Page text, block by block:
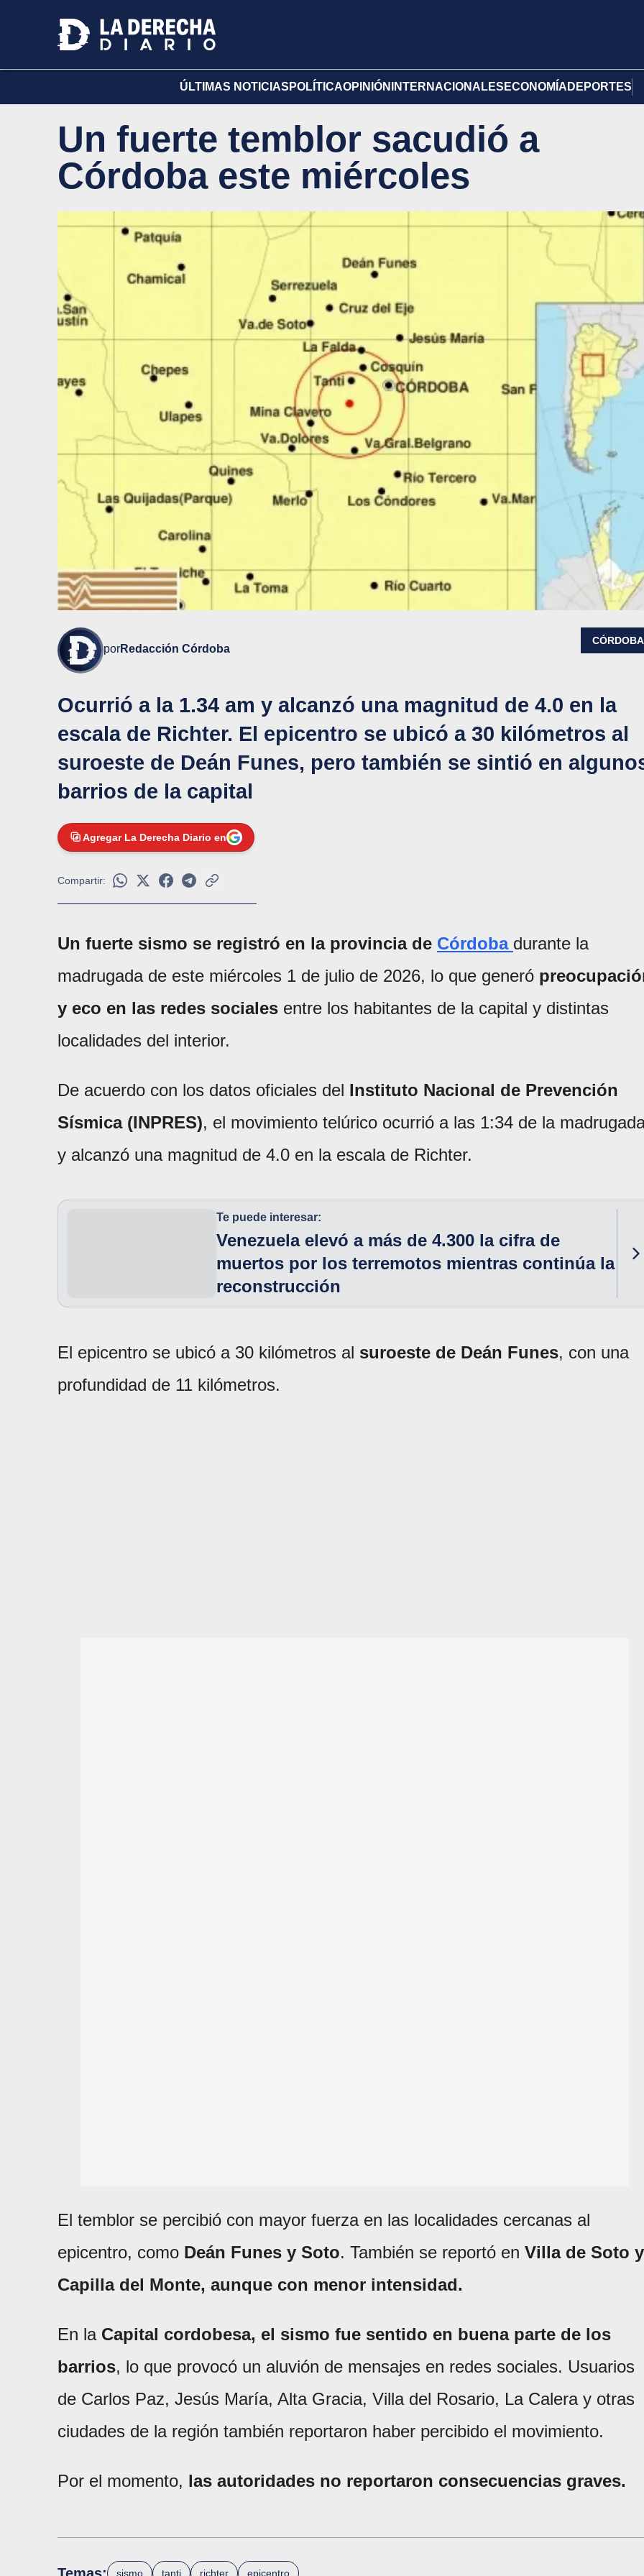
ÚLTIMAS NOTICIAS POLÍTICAOPINIÓN INTERNACIONALES ECONOMÍA DEPORTES
Un fuerte temblor sacudió a
Córdoba este miércoles
porRedacción Córdoba
CÓRDOBA
Ocurrió a la 1.34 am y alcanzó una magnitud de 4.0 en la
escala de Richter. El epicentro se ubicó a 30 kilómetros al
suroeste de Deán Funes, pero también se sintió en
barrios de la capital
Agregar La Derecha Diario en
Compartir:
Un fuerte sismo se registró en la provincia de Córdoba durante la
madrugada de este miércoles 1 de julio de 2026, lo que generó
y eco en las redes sociales entre los habitantes de la capital y distintas
localidades del interior.
De acuerdo con los datos oficiales del Instituto Nacional de Prevención
Sísmica (INPRES), el movimiento telúrico ocurrió a las 1:34 de la
y alcanzó una magnitud de 4.0 en la escala de Richter.
Te puede interesar:
Venezuela elevó a más de 4.300 la cifra de
muertos por los terremotos mientras continúa la
reconstrucción
El epicentro se ubicó a 30 kilómetros al suroeste de Deán Funes, con una
profundidad de 11 kilómetros.
El temblor se percibió con mayor fuerza en las localidades cercanas al
epicentro, como Deán Funes y Soto. También se reportó en Villa de Soto y
Capilla del Monte, aunque con menor intensidad.
En la Capital cordobesa, el sismo fue sentido en buena parte de los
barrios, lo que provocó un aluvión de mensajes en redes sociales. Usuarios
de Carlos Paz, Jesús María, Alta Gracia, Villa del Rosario, La Calera y otras
ciudades de la región también reportaron haber percibido el movimiento.
Por el momento, las autoridades no reportaron consecuencias graves.
sismo tanti richter epicentro